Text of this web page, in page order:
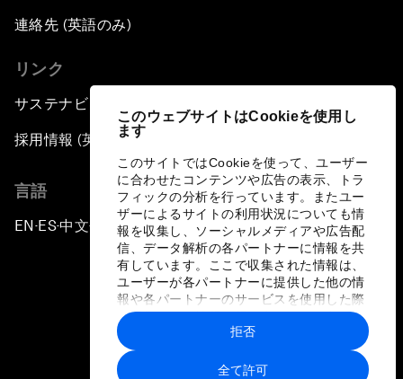
このウェブサイトはCookieを使用し
ます
このサイトではCookieを使って、ユーザー
に合わせたコンテンツや広告の表示、トラ
フィックの分析を行っています。またユー
ザーによるサイトの利用状況についても情
報を収集し、ソーシャルメディアや広告配
信、データ解析の各パートナーに情報を共
有しています。ここで収集された情報は、
ユーザーが各パートナーに提供した他の情
報や各パートナーのサービスを使用した際
に収集された情報と組み合わされ、各パー
トナーによって使用されることがありま
す。
全て許可
拒否
連絡先 (英語のみ)
リンク
サステナビリティへの取り組み
採用情報 (英語のみ)
言語
EN ▪ES▪中文▪ 日本語
プライバシーポリシーと利用規約